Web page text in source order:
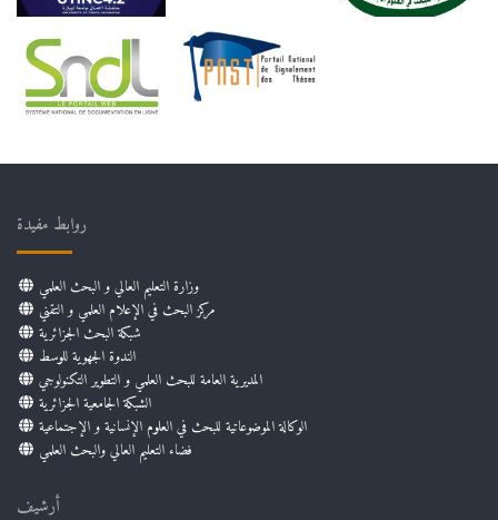
روابط مفيدة
وزارة التعليم العالي و البحث العلمي
مركز البحث في الإعلام العلمي و التقني
شبكة البحث الجزائرية
الندوة الجهوية للوسط
المديرية العامة للبحث العلمي و التطوير التكنولوجي
الشبكة الجامعية الجزائرية
الوكالة الموضوعاتية للبحث في العلوم الإنسانية و الإجتماعية
فضاء التعليم العالي والبحث العلمي
أرشيف